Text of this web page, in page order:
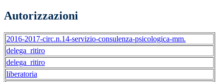
Autorizzazioni
2016-2017-circ.n.14-servizio-consulenza-psicologica-mm.
delega_ritiro
delega_ritiro
liberatoria